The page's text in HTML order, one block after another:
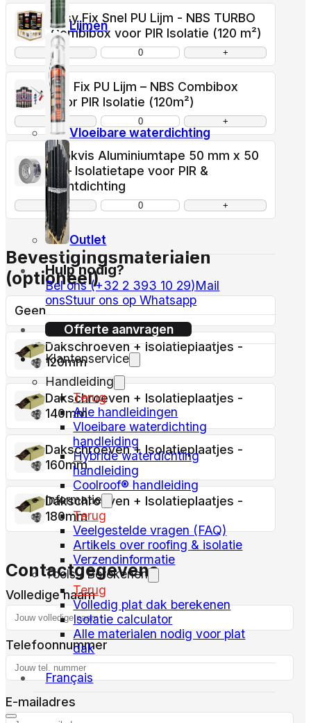
Lijmen
Vloeibare waterdichting
Outlet
Hulp nodig?
Bel ons (+32 2 393 10 29)Mail
onsStuur ons op Whatsapp
Offerte aanvragen
Klantenservice
Handleiding
Terug
Alle handleidingen
Vloeibare waterdichting
handleiding
Hybride waterdichting
handleiding
Coolroof® handleiding
Informatie
Terug
Veelgestelde vragen (FAQ)
Artikels over roofing & isolatie
Verzendinformatie
Tools / Berekenen
Terug
Volledig plat dak berekenen
Isolatie calculator
Alle materialen nodig voor plat
dak
Français
Easy Fix Snel PU Lijm - NBS TURBO
Combibox voor PIR Isolatie (120 m²)
− +
IZO Fix PU Lijm – NBS Combibox
voor PIR Isolatie (120m²)
− +
Stokvis Aluminiumtape 50 mm x 50
m – Isolatietape voor PIR &
luchtdichting
− +
Bevestigingsmaterialen
(optioneel)
Geen
Dakschroeven + Isolatieplaatjes -
120mm
Dakschroeven + Isolatieplaatjes -
140mm
Dakschroeven + Isolatieplaatjes -
160mm
Dakschroeven + Isolatieplaatjes -
180mm
Contactgegevens
Volledige naam
Telefoonnummer
E-mailadres